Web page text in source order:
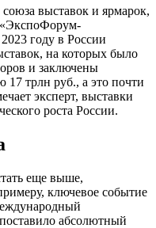
выставок и ярмарок,
«ЭкспоФорум-
году в России
на которых было
и заключены
трлн руб., а это почти
эксперт, выставки
роста России.
еще выше,
ключевое событие
абсолютный